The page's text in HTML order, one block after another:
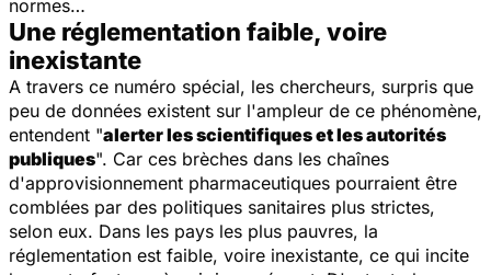
normes…
Une réglementation faible, voire
inexistante
A travers ce numéro spécial, les chercheurs, surpris que
peu de données existent sur l'ampleur de ce phénomène,
entendent "alerter les scientifiques et les autorités
publiques". Car ces brèches dans les chaînes
d'approvisionnement pharmaceutiques pourraient être
comblées par des politiques sanitaires plus strictes,
selon eux. Dans les pays les plus pauvres, la
réglementation est faible, voire inexistante, ce qui incite